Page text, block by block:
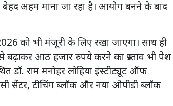
अहम माना जा रहा है। आयोग बनने के बाद
को भी मंजूरी के लिए रखा जाएगा। साथ ही
बढ़ाकर आठ हजार रुपये करने का प्रस्ताव भी पेश
डॉ. राम मनोहर लोहिया इंस्टीट्यूट ऑफ
सेंटर, टीचिंग ब्लॉक और नया ओपीडी ब्लॉक